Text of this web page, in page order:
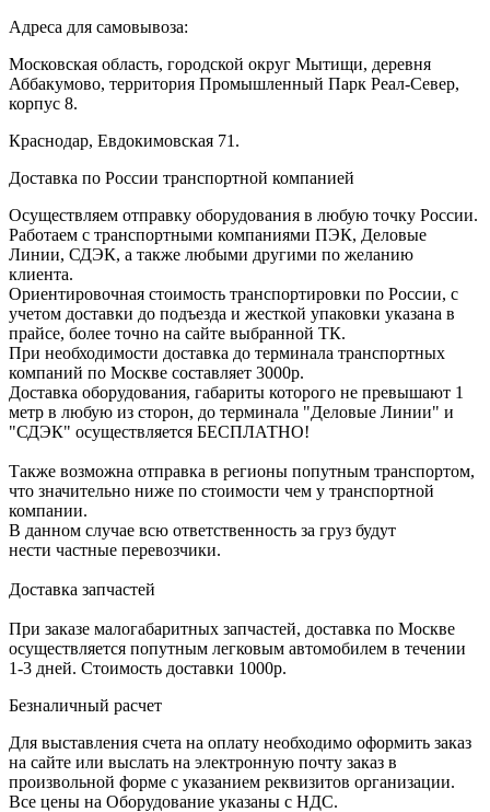
Адреса для самовывоза:
Московская область, городской округ Мытищи, деревня
Аббакумово, территория Промышленный Парк Реал-Север,
корпус 8.
Краснодар, Евдокимовская 71.
Доставка по России транспортной компанией
Осуществляем отправку оборудования в любую точку России.
Работаем с транспортными компаниями ПЭК, Деловые
Линии, СДЭК, а также любыми другими по желанию
клиента.
Ориентировочная стоимость транспортировки по России, с
учетом доставки до подъезда и жесткой упаковки указана в
прайсе, более точно на сайте выбранной ТК.
При необходимости доставка до терминала транспортных
компаний по Москве составляет 3000р.
Доставка оборудования, габариты которого не превышают 1
метр в любую из сторон, до терминала "Деловые Линии" и
"СДЭК" осуществляется БЕСПЛАТНО!
Также возможна отправка в регионы попутным транспортом,
что значительно ниже по стоимости чем у транспортной
компании.
В данном случае всю ответственность за груз будут
нести частные перевозчики.
Доставка запчастей
При заказе малогабаритных запчастей, доставка по Москве
осуществляется попутным легковым автомобилем в течении
1-3 дней. Стоимость доставки 1000р.
Безналичный расчет
Для выставления счета на оплату необходимо оформить заказ
на сайте или выслать на электронную почту заказ в
произвольной форме с указанием реквизитов организации.
Все цены на Оборудование указаны с НДС.